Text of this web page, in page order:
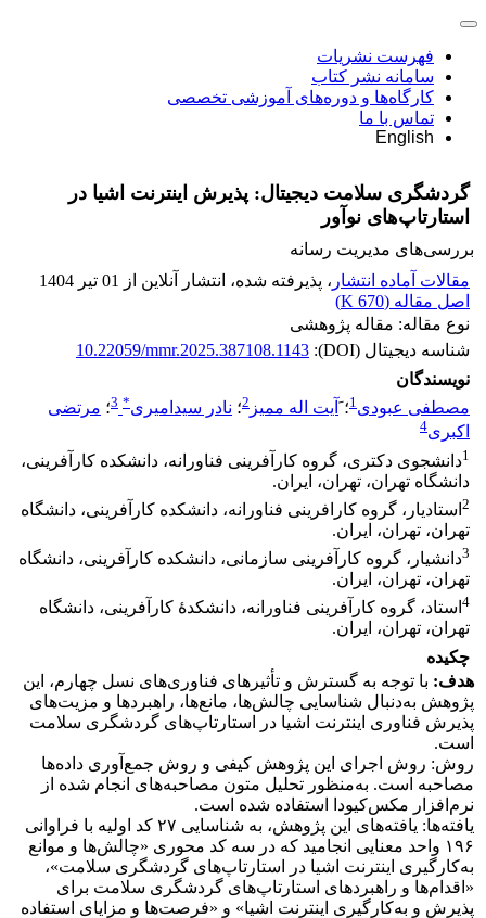
فهرست نشریات
سامانه نشر کتاب
کارگاه‌ها و دوره‌های آموزشی تخصصی
تماس با ما
English
گردشگری سلامت دیجیتال: پذیرش اینترنت اشیا در
استارتاپ‌های نوآور
بررسی‌های مدیریت رسانه
مقالات آماده انتشار ، پذیرفته شده، انتشار آنلاین از 01 تیر 1404
اصل مقاله (670 K
)
نوع مقاله: مقاله پژوهشی
شناسه دیجیتال (DOI):
10.22059/mmr.2025.387108.1143
نویسندگان
مصطفی عبودی1؛ َآیت اله ممیز 2؛ نادر سیدامیری*
3؛ مرتضی
اکبری4
1دانشجوی دکتری، گروه کارآفرینی فناورانه، دانشکده کارآفرینی،
دانشگاه تهران، تهران، ایران.
2 استادیار، گروه کارافرینی فناورانه، دانشکده کارآفرینی، دانشگاه
تهران، تهران، ایران.
3دانشیار، گروه کارآفرینی سازمانی، دانشکده کارآفرینی، دانشگاه
تهران، تهران، ایران.
4 استاد، گروه کارآفرینی فناورانه، دانشکدۀ کارآفرینی، دانشگاه
تهران، تهران، ایران.
چکیده
هدف: با توجه به گسترش و تأثیرهای فناوری‌های نسل چهارم، این
پژوهش به‌دنبال شناسایی چالش‌ها، مانع‌ها، راهبردها و مزیت‌های
پذیرش فناوری اینترنت اشیا در استارتاپ‌های گردشگری سلامت
است.
روش: روش اجرای این پژوهش کیفی و روش جمع‌آوری داده‌ها
مصاحبه است. به‌منظور تحلیل متون مصاحبه‌های انجام شده از
نرم‌افزار مکس‌کیودا استفاده شده است.
یافته‌ها: یافته‌های این پژوهش، به شناسایی ۲۷ کد اولیه با فراوانی
۱۹۶ واحد معنایی انجامید که در سه کد محوری «چالش‌ها و موانع
به‌کارگیری اینترنت اشیا در استارتاپ‌های گردشگری سلامت»،
«اقدام‌ها و راهبردهای استارتاپ‌های گردشگری سلامت برای
پذیرش و به‌کارگیری اینترنت اشیا» و «فرصت‌ها و مزایای استفاده